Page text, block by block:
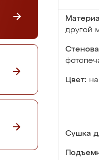
другой
Цвет:
Сушка